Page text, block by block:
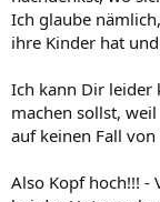
Ich glaube
ihre Kinder hat
Ich kann Dir leider
machen sollst,
auf keinen Fall
Also Kopf hoch!!! -